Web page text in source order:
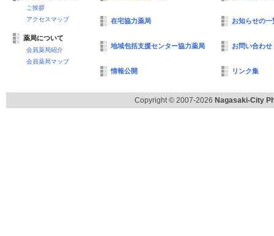
ご挨拶
アクセスマップ
薬局について
会員薬局紹介
会員薬局マップ
在宅協力薬局
地域包括支援センター協力薬局
情報公開
お知らせの一
お問い合わせ
リンク集
Copyright © 2007-2026 Nagasaki-City